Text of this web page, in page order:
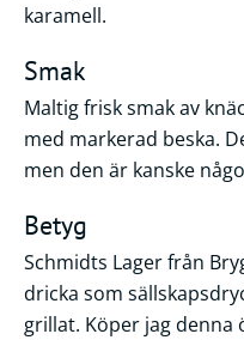
karamell.
Smak
Maltig frisk smak av
med markerad beska.
men den är kanske
Betyg
Schmidts Lager från
dricka som
grillat. Köper jag denna